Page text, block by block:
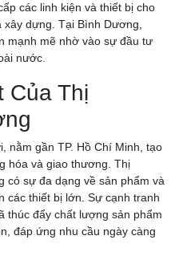
các linh kiện và thiết bị cho
dựng. Tại Bình Dương,
mạnh mẽ nhờ vào sự đầu tư
nước.
Của Thị
nằm gần TP. Hồ Chí Minh, tạo
hóa và giao thương. Thị
có sự đa dạng về sản phẩm và
các thiết bị lớn. Sự cạnh tranh
thúc đẩy chất lượng sản phẩm
đáp ứng nhu cầu ngày càng